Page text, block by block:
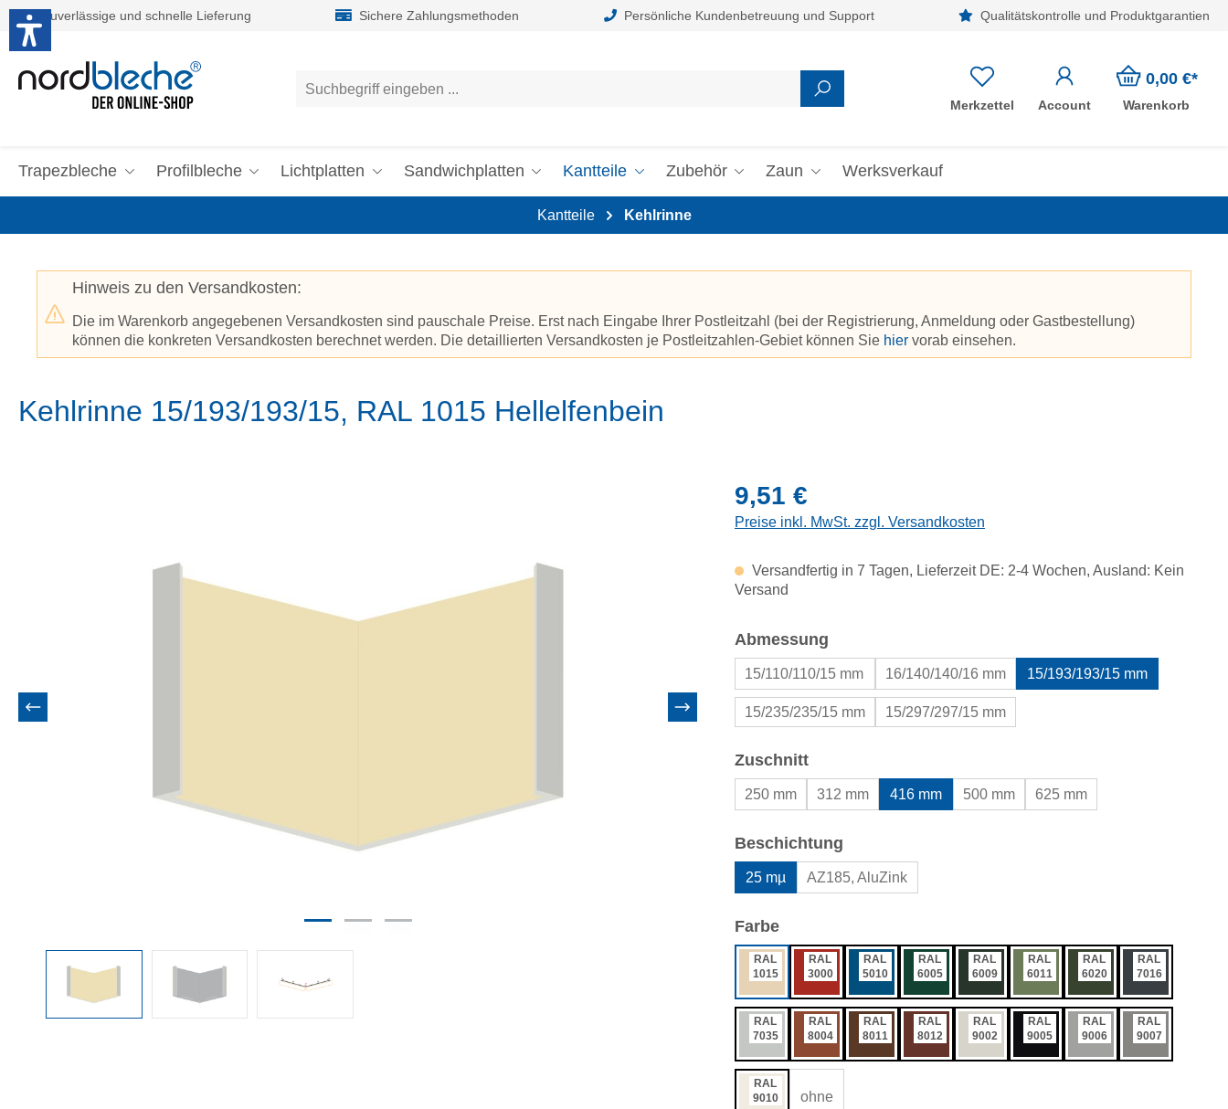
Hauptinhalt springen
Zur Suche springen
Zuverlässige und schnelle Lieferung Sichere Zahlungsmethoden Persönliche Kundenbetreuung und Support Qualitätskontrolle und Produktgarantien
Merkzettel Account
0,00 €*
Warenkorb
Trapezbleche Profilbleche Lichtplatten Sandwichplatten Kantteile Zubehör Zaun Werksverkauf
Kantteile Kehlrinne
Hinweis zu den Versandkosten:
Die im Warenkorb angegebenen Versandkosten sind pauschale Preise. Erst nach Eingabe Ihrer Postleitzahl (bei der Registrierung, Anmeldung oder Gastbestellung)
können die konkreten Versandkosten berechnet werden. Die detaillierten Versandkosten je Postleitzahlen-Gebiet können Sie hier vorab einsehen.
Kehlrinne 15/193/193/15, RAL 1015 Hellelfenbein
Regulärer Preis:
9,51 €
Preise inkl. MwSt. zzgl. Versandkosten
Versandfertig in 7 Tagen, Lieferzeit DE: 2-4 Wochen, Ausland: Kein
Versand
Abmessung
15/110/110/15 mm 16/140/140/16 mm 15/193/193/15 mm
15/235/235/15 mm 15/297/297/15 mm
Zuschnittauswählen
250 mm 312 mm 416 mm 500 mm 625 mm
Beschichtung
25 mµ AZ185, AluZink
Farbeauswählen
RAL
1015
RAL
3000
RAL
5010
RAL
6005
RAL
6009
RAL
6011
RAL
6020
RAL
7016
RAL
7035
RAL
8004
RAL
8011
RAL
8012
RAL
9002
RAL
9005
RAL
9006
RAL
9007
RAL
9010
ohne